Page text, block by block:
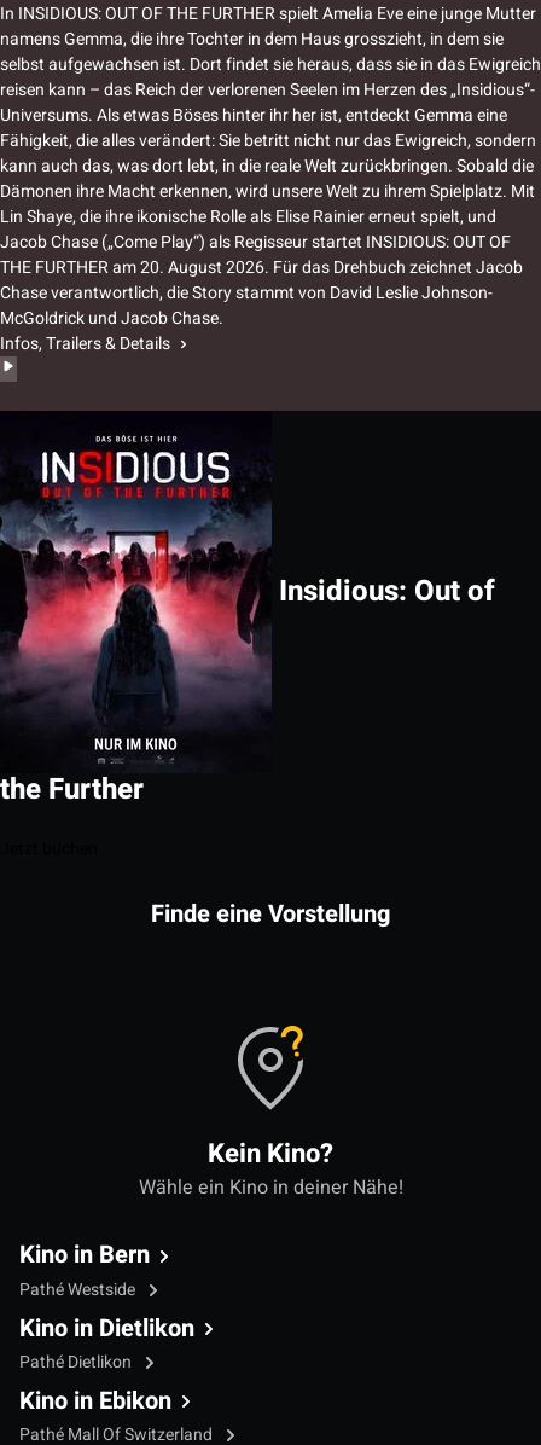
In INSIDIOUS: OUT OF THE FURTHER spielt Amelia Eve eine junge Mutter
namens Gemma, die ihre Tochter in dem Haus grosszieht, in dem sie
selbst aufgewachsen ist. Dort findet sie heraus, dass sie in das Ewigreich
reisen kann – das Reich der verlorenen Seelen im Herzen des „Insidious“-
Universums. Als etwas Böses hinter ihr her ist, entdeckt Gemma eine
Fähigkeit, die alles verändert: Sie betritt nicht nur das Ewigreich, sondern
kann auch das, was dort lebt, in die reale Welt zurückbringen. Sobald die
Dämonen ihre Macht erkennen, wird unsere Welt zu ihrem Spielplatz. Mit
Lin Shaye, die ihre ikonische Rolle als Elise Rainier erneut spielt, und
Jacob Chase („Come Play“) als Regisseur startet INSIDIOUS: OUT OF
THE FURTHER am 20. August 2026. Für das Drehbuch zeichnet Jacob
Chase verantwortlich, die Story stammt von David Leslie Johnson-
McGoldrick und Jacob Chase.
Infos, Trailers & Details
Insidious: Out of
the Further
Finde eine Vorstellung
Kein Kino?
Wähle ein Kino in deiner Nähe!
Kino in Bern
Pathé Westside
Kino in Dietlikon
Pathé Dietlikon
Kino in Ebikon
Pathé Mall Of Switzerland